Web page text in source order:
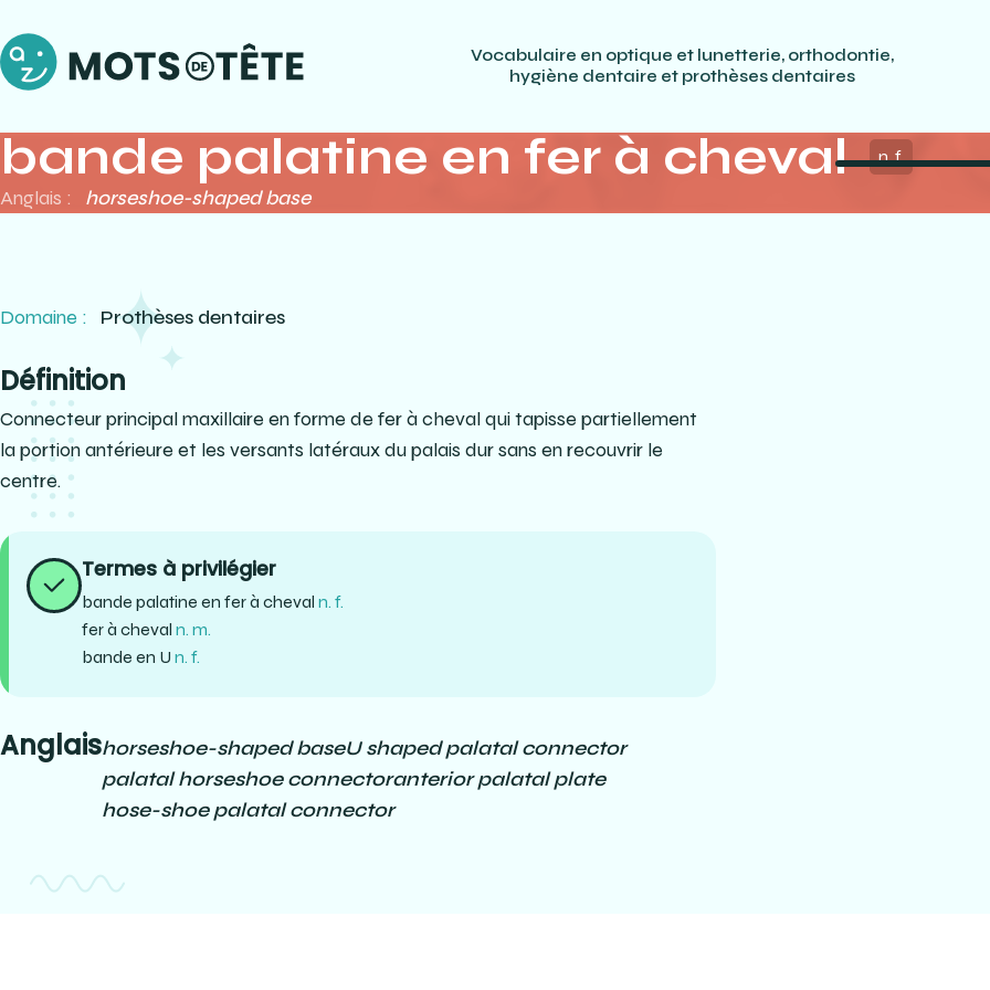
Vocabulaire en optique et lunetterie, orthodontie,
hygiène dentaire et prothèses dentaires
bande palatine en fer à cheval n. f.
Anglais : horseshoe-shaped base
Domaine : Prothèses dentaires
Définition
Connecteur principal maxillaire en forme de fer à cheval qui tapisse partiellement
la portion antérieure et les versants latéraux du palais dur sans en recouvrir le
centre.
Termes à privilégier
bande palatine en fer à cheval n. f.
fer à cheval n. m.
bande en U n. f.
Anglaishorseshoe-shaped baseU shaped palatal connector
palatal horseshoe connectoranterior palatal plate
hose-shoe palatal connector